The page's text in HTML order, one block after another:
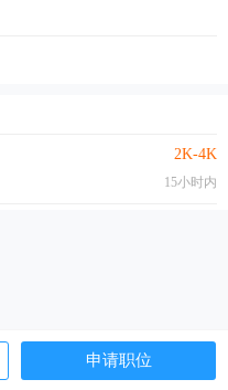
申请职位
2K-4K
15小时内